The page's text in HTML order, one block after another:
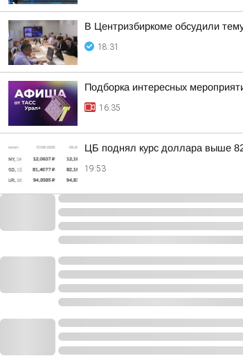
В Центризбиркоме обсудили
18:31
Подборка интересных
16:35
ЦБ поднял курс доллара выше
19:53